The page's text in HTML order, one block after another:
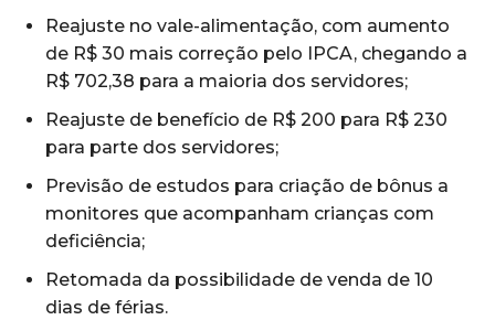
Reajuste no vale-alimentação, com aumento
de R$ 30 mais correção pelo IPCA, chegando a
R$ 702,38 para a maioria dos servidores;
Reajuste de benefício de R$ 200 para R$ 230
para parte dos servidores;
Previsão de estudos para criação de bônus a
monitores que acompanham crianças com
deficiência;
Retomada da possibilidade de venda de 10
dias de férias.